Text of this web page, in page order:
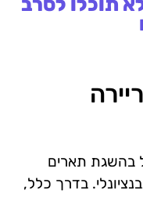
בהשגת תארים
בדרך כלל,